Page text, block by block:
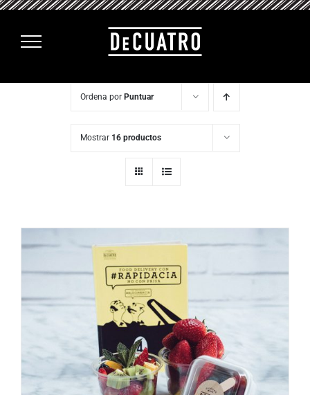
Saltar
contenido
Ordena por Puntuar
Mostrar 16 productos